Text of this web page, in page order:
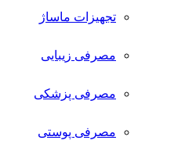
تجهیزات ماساژ
مصرفی زیبایی
مصرفی پزشکی
مصرفی پوستی